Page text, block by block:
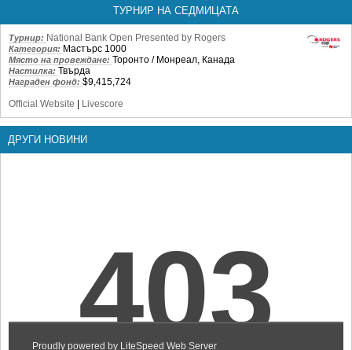
ТУРНИР НА СЕДМИЦАТА
Турнир: National Bank Open Presented by Rogers
Категория: Мастърс 1000
Място на провеждане: Торонто / Монреал, Канада
Настилка: Твърда
Награден фонд: $9,415,724
Official Website | Livescore
ДРУГИ НОВИНИ